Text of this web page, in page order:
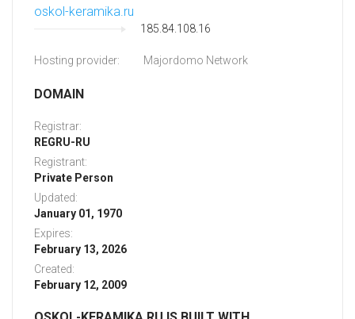
oskol-keramika.ru
185.84.108.16
Hosting provider: Majordomo Network
DOMAIN
Registrar:
REGRU-RU
Registrant:
Private Person
Updated:
January 01, 1970
Expires:
February 13, 2026
Created:
February 12, 2009